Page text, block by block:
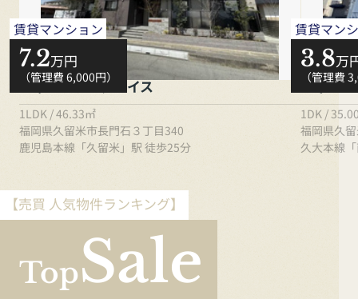
賃貸マンション
7.2万円
（管理費 6,000円）
シャーメゾングレイス
1LDK / 46.33㎡
福岡県久留米市長門石３丁目340
鹿児島本線「久留米」駅 徒歩25分
賃貸マン
3.8万
（管理費
ウィン
1DK /
福岡県久
久大本線
【売買 人気物件ランキング】
TopSale